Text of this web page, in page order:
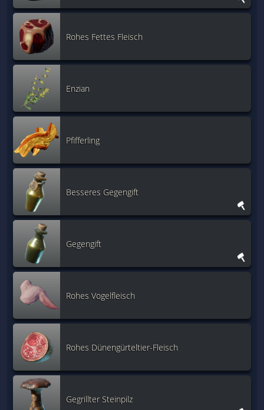
Rohes Fettes Fleisch
Enzian
Pfifferling
Besseres Gegengift
Gegengift
Rohes Vogelfleisch
Rohes Dünengürteltier-Fleisch
Gegrillter Steinpilz